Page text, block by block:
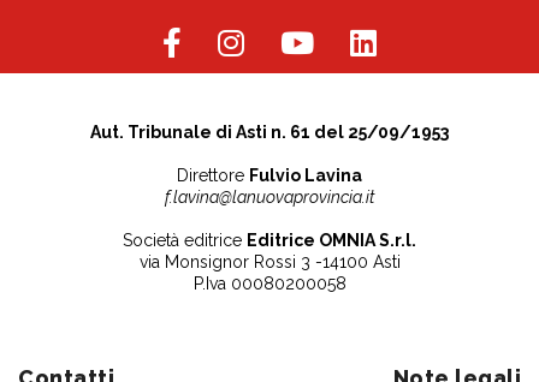
Aut. Tribunale di Asti n. 61 del 25/09/1953
Direttore Fulvio Lavina
f.lavina@lanuovaprovincia.it
Società editrice Editrice OMNIA S.r.l.
via Monsignor Rossi 3 -14100 Asti
P.Iva 00080200058